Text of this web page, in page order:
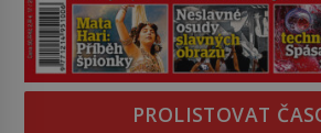
PROLISTOVAT